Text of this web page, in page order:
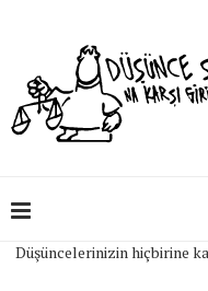
hiçbirine